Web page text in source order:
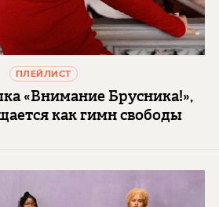
ПЛЕЙЛИСТ
«Внимание Брусника!»,
как гимн свободы